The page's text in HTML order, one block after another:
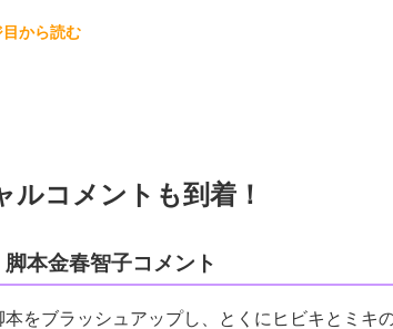
目から読む
ルコメントも到着！
本金春智子コメント
をブラッシュアップし、とくにヒビキとミキ